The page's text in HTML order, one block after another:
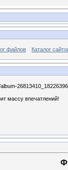
файлов Каталог
массу впечатлений!